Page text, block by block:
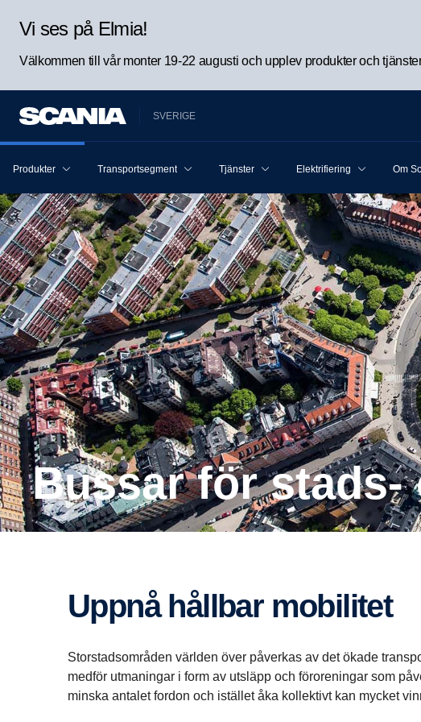
Vi ses på Elmia!
Välkommen till vår monter 19-22 augusti och upplev produkter och
SVERIGE
Produkter Transportsegment Tjänster Elektrifiering Om
Bussar för
Uppnå hållbar mobilitet
Storstadsområden världen över påverkas av det ökade
medför utmaningar i form av utsläpp och föroreningar som
minska antalet fordon och istället åka kollektivt kan mycket